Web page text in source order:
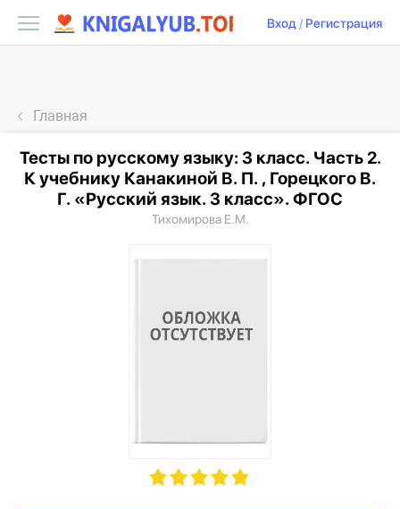
Вход/ Регистрация
Главная
Тесты по русскому языку: 3 класс. Часть 2.
К учебнику Канакиной В. П. , Горецкого В.
Г. «Русский язык. 3 класс». ФГОС
Тихомирова Е.М.